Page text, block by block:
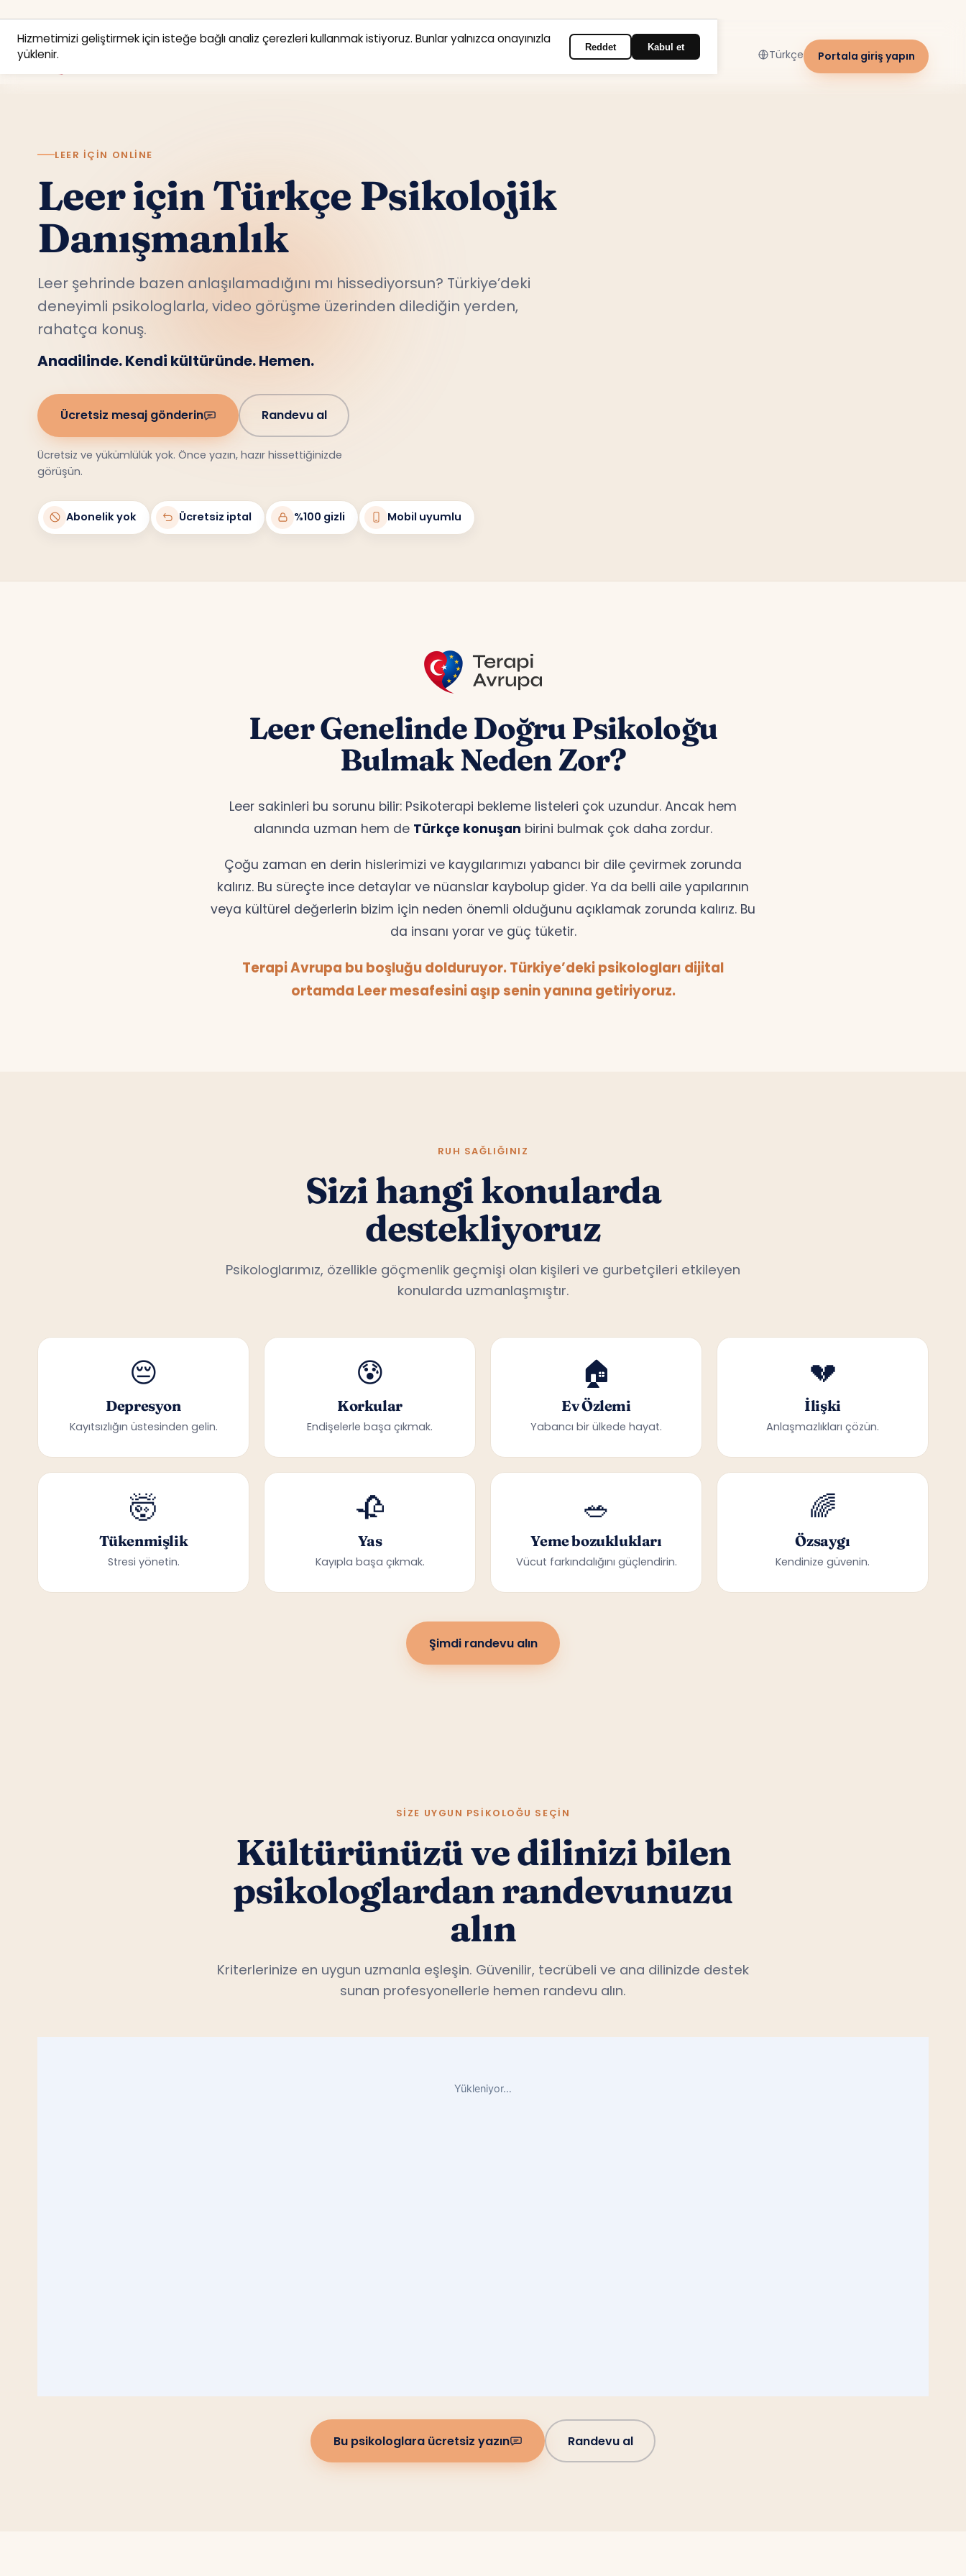
AnasayfaHizmet alanlarıPsikologlar İletişim Portala giriş yapın
Leer için Türkçe Psikolojik
Danışmanlık
Leer şehrinde bazen anlaşılamadığını mı hissediyorsun? Türkiye’deki
deneyimli psikologlarla, video görüşme üzerinden dilediğin yerden,
rahatça konuş.
Anadilinde. Kendi kültüründe. Hemen.
Ücretsiz mesaj gönderin Randevu al
Ücretsiz ve yükümlülük yok. Önce yazın, hazır hissettiğinizde
görüşün.
Abonelik yok Ücretsiz iptal %100 gizli Mobil uyumlu
Leer Genelinde Doğru Psikoloğu
Bulmak Neden Zor?
alanında uzman hem deTürkçe konuşanbirini bulmak çok daha zordur.
kalırız. Bu süreçte ince detaylar ve nüanslar kaybolup gider. Ya da belli aile yapılarının
veya kültürel değerlerin bizim için neden önemli olduğunu açıklamak zorunda kalırız. Bu
da insanı yorar ve güç tüketir.
ortamda Leer mesafesini aşıp senin yanına getiriyoruz.
Sizi hangi konularda
destekliyoruz
Psikologlarımız, özellikle göçmenlik geçmişi olan kişileri ve gurbetçileri etkileyen
konularda uzmanlaşmıştır.
😔
Depresyon
Kayıtsızlığın üstesinden gelin.
😰
Korkular
Endişelerle başa çıkmak.
🏠
Ev Özlemi
Yabancı bir ülkede hayat.
💔
İlişki
Anlaşmazlıkları çözün.
🤯
Tükenmişlik
Stresi yönetin.
🥀
Yas
Kayıpla başa çıkmak.
Yeme bozuklukları
Vücut farkındalığını güçlendirin.
🌈
Özsaygı
Kendinize güvenin.
Şimdi randevu alın
Kültürünüzü ve dilinizi bilen
psikologlardan randevunuzu
alın
sunan profesyonellerle hemen randevu alın.
Bu psikologlara ücretsiz yazın Randevu al
Hizmetimizi geliştirmek için isteğe bağlı analiz çerezleri kullanmak istiyoruz. Bunlar yalnızca onayınızla
yüklenir.